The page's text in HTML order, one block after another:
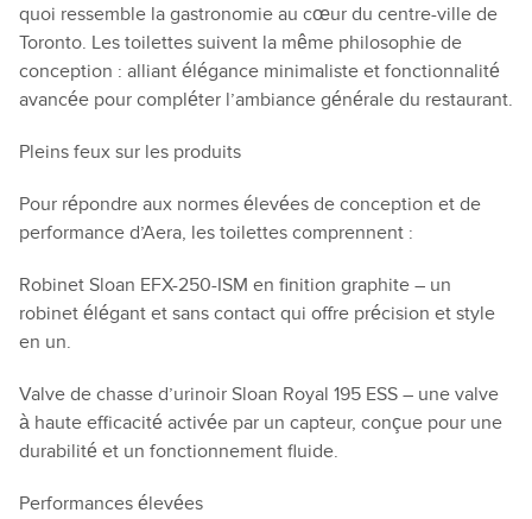
quoi ressemble la gastronomie au cœur du centre-ville de
Toronto. Les toilettes suivent la même philosophie de
conception : alliant élégance minimaliste et fonctionnalité
avancée pour compléter l’ambiance générale du restaurant.
Pleins feux sur les produits
Pour répondre aux normes élevées de conception et de
performance d’Aera, les toilettes comprennent :
Robinet Sloan EFX-250-ISM en finition graphite – un
robinet élégant et sans contact qui offre précision et style
en un.
Valve de chasse d’urinoir Sloan Royal 195 ESS – une valve
à haute efficacité activée par un capteur, conçue pour une
durabilité et un fonctionnement fluide.
Performances élevées